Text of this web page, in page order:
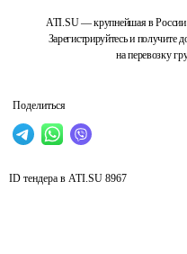
ATI.SU — крупнейшая в России
Зарегистрируйтесь и получите
на перевозку
Поделиться
ID тендера в ATI.SU 8967